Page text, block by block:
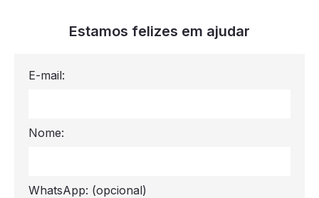
Estamos felizes em ajudar
E-mail:
Nome:
WhatsApp: (opcional)